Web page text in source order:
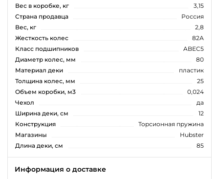
Вес в коробке, кг
3,15
Страна продавца
Россия
Вес, кг
2,8
Жесткость колес
82А
Класс подшипников
ABEC5
Диаметр колес, мм
80
Материал деки
пластик
Толщина колес, мм
25
Объем коробки, м3
0,024
Чехол
да
Ширина деки, см
12
Конструкция
Торсионная пружина
Магазины
Hubster
Длина деки, см
85
Информация о доставке